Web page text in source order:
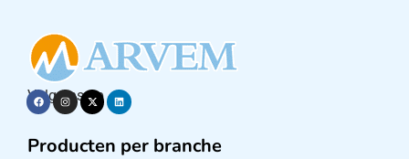
Volg ons op
Producten per branche